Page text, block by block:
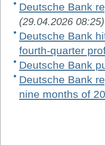
Deutsche Bank
(29.04.2026 08:25)
Deutsche Bank
fourth-quarter
Deutsche Bank
Deutsche Bank
nine months of